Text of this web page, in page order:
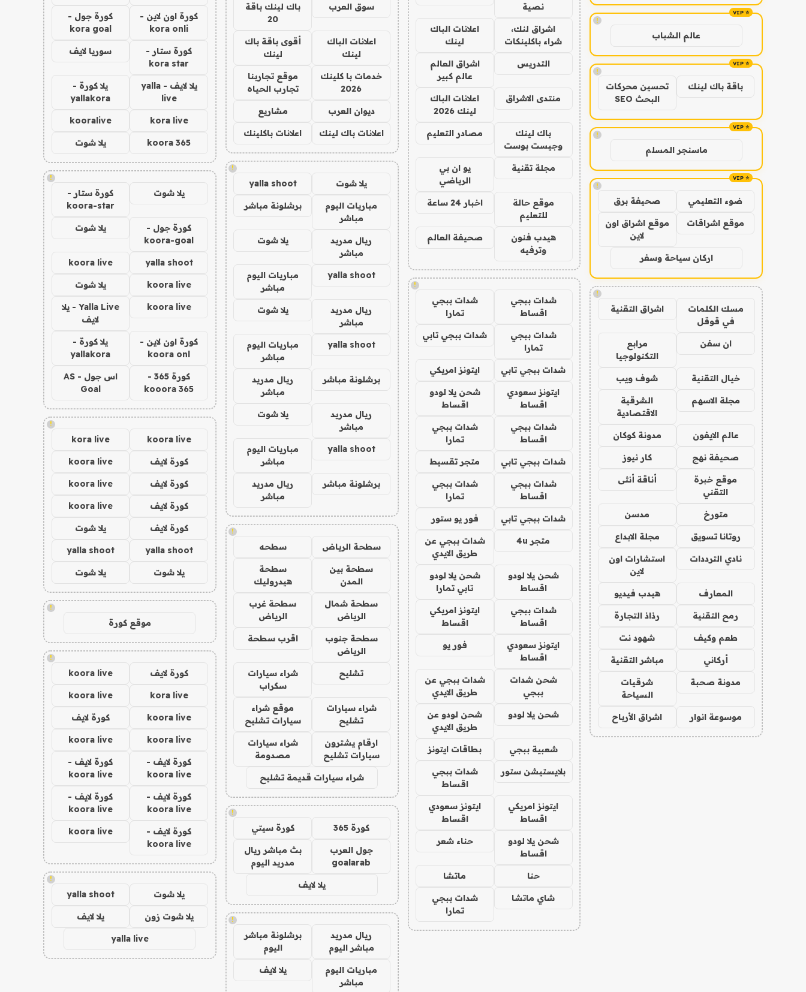
!
عالم الشباب
!
باقة باك لينك
تحسين محركات
البحث SEO
!
ماسنجر المسلم
!
ضوء التعليمي صحيفة برق
موقع اشراقات
موقع اشراق اون
لاين
اركان سياحة وسفر
!
مسك الكلمات
في قوقل
اشراق التقنية
ان سفن
مرابع
التكنولوجيا
خيال التقنية شوف ويب
مجلة الاسهم
الشرقية
الاقتصادية
عالم الايفون مدونة كوكان
صحيفة نهج كار نيوز
موقع خبرة
التقني
أناقة أنثى
متورخ مدسن
روتانا تسويق مجلة الابداع
نادي الترددات
استشارات اون
لاين
المعارف هيدب فيديو
رمح التقنية رذاذ التجارة
طعم وكيف شهود نت
أركاني مباشر التقنية
مدونة صحبة
شرقيات
السياحة
موسوعة انوار اشراق الأرباح
نصية
اشراق لنك،
شراء باكلينكات
اعلانات الباك
لينك
التدريس
اشراق العالم
عالم كبير
منتدى الاشراق
اعلانات الباك
لينك 2026
باك لينك
وجيست بوست
مصادر التعليم
مجلة تقنية
يو ان بي
الرياضي
موقع حالة
للتعليم
اخبار 24 ساعة
هيدب فنون
وترفيه
صحيفة العالم
!
شدات ببجي
اقساط
شدات ببجي
تمارا
شدات ببجي
تمارا
شدات ببجي تابي
شدات ببجي تابي ايتونز امريكي
ايتونز سعودي
اقساط
شحن يلا لودو
اقساط
شدات ببجي
اقساط
شدات ببجي
تمارا
شدات ببجي تابي متجر تقسيط
شدات ببجي
اقساط
شدات ببجي
تمارا
شدات ببجي تابي فور يو ستور
متجر 4u
شدات ببجي عن
طريق الايدي
شحن يلا لودو
اقساط
شحن يلا لودو
تابي تمارا
شدات ببجي
اقساط
ايتونز امريكي
اقساط
ايتونز سعودي
اقساط
فور يو
شحن شدات
ببجي
شدات ببجي عن
طريق الايدي
شحن يلا لودو
شحن لودو عن
طريق الايدي
شعبية ببجي بطاقات ايتونز
بلايستيشن ستور
شدات ببجي
اقساط
ايتونز امريكي
اقساط
ايتونز سعودي
اقساط
شحن يلا لودو
اقساط
حناء شعر
حنا ماتشا
شاي ماتشا
شدات ببجي
تمارا
سوق العرب
باك لينك باقة
20
اعلانات الباك
لينك
أقوى باقة باك
لينك
خدمات با كلينك
2026
موقع تجاربنا
تجارب الحياه
ديوان العرب مشاريع
اعلانات باك لينك اعلانات باكلينك
!
يلا شوت yalla shoot
مباريات اليوم
مباشر
برشلونة مباشر
ريال مدريد
مباشر
يلا شوت
yalla shoot
مباريات اليوم
مباشر
ريال مدريد
مباشر
يلا شوت
yalla shoot
مباريات اليوم
مباشر
برشلونة مباشر
ريال مدريد
مباشر
ريال مدريد
مباشر
يلا شوت
yalla shoot
مباريات اليوم
مباشر
برشلونة مباشر
ريال مدريد
مباشر
!
سطحة الرياض سطحه
سطحة بين
المدن
سطحة
هيدروليك
سطحة شمال
الرياض
سطحة غرب
الرياض
سطحة جنوب
الرياض
اقرب سطحة
تشليح
شراء سيارات
سكراب
شراء سيارات
تشليح
موقع شراء
سيارات تشليح
ارقام يشترون
سيارات تشليح
شراء سيارات
مصدومة
شراء سيارات قديمة تشليح
!
كورة 365 كورة سيتي
جول العرب
goalarab
بث مباشر ريال
مدريد اليوم
يلا لايف
!
ريال مدريد
مباشر اليوم
برشلونة مباشر
اليوم
مباريات اليوم
مباشر
يلا لايف
كورة اون لاين -
kora onli
كورة جول -
kora goal
كورة ستار -
kora star
سوريا لايف
يلا لايف - yalla
live
يلا كورة -
yallakora
kora live
kooralive
koora 365 يلا شوت
!
يلا شوت
كورة ستار -
koora-star
كورة جول -
koora-goal
يلا شوت
yalla shoot
koora live
koora live يلا شوت
koora live
Yalla Live - يلا
لايف
كورة اون لاين -
koora onl
يلا كورة -
yallakora
كورة 365 -
kooora 365
اس جول - AS
Goal
!
koora live
kora live
كورة لايف koora live
كورة لايف koora live
كورة لايف koora live
كورة لايف يلا شوت
yalla shoot
yalla shoot
يلا شوت يلا شوت
!
موقع كورة
!
كورة لايف koora live
kora live
koora live
koora live كورة لايف
koora live
koora live
كورة لايف -
koora live
كورة لايف -
koora live
كورة لايف -
koora live
كورة لايف -
koora live
كورة لايف -
koora live
koora live
!
يلا شوت yalla shoot
يلا شوت زون يلا لايف
yalla live